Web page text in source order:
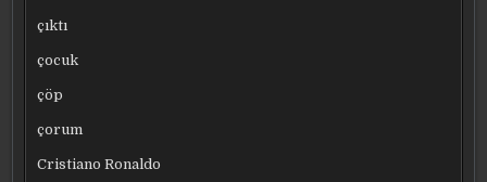
çıktı
çocuk
çöp
çorum
Cristiano Ronaldo